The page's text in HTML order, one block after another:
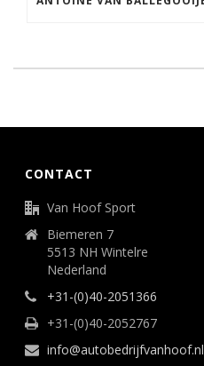
CONTACT
Van Hoof Sport
Biemeren 7
5513 NH Wintelre
Nederland
+31-(0)40-2051366
+31-(0)40-2052767
info@autobedrijfvanhoof.nl